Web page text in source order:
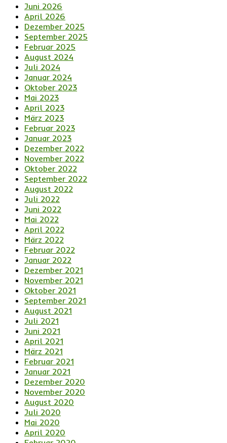
Juni 2026
April 2026
Dezember 2025
September 2025
Februar 2025
August 2024
Juli 2024
Januar 2024
Oktober 2023
Mai 2023
April 2023
März 2023
Februar 2023
Januar 2023
Dezember 2022
November 2022
Oktober 2022
September 2022
August 2022
Juli 2022
Juni 2022
Mai 2022
April 2022
März 2022
Februar 2022
Januar 2022
Dezember 2021
November 2021
Oktober 2021
September 2021
August 2021
Juli 2021
Juni 2021
April 2021
März 2021
Februar 2021
Januar 2021
Dezember 2020
November 2020
August 2020
Juli 2020
Mai 2020
April 2020